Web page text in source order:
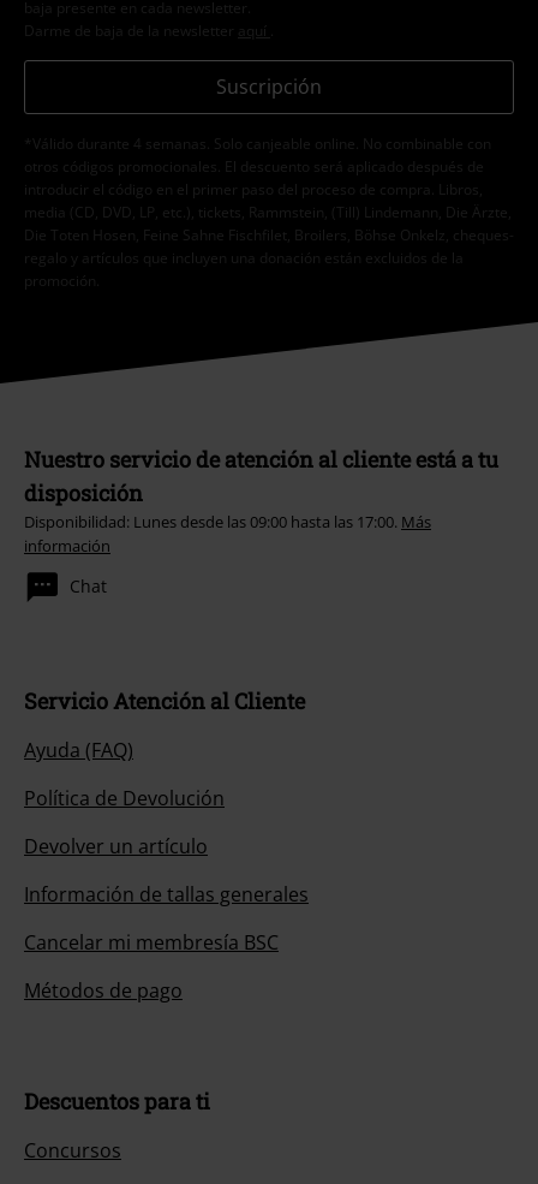
baja presente en cada newsletter.
Darme de baja de la newsletter
aquí
Suscripción
*Válido durante 4 semanas. Solo canjeable online. No combinable con
otros códigos promocionales. El descuento será aplicado después de
introducir el código en el primer paso del proceso de compra. Libros,
media (CD, DVD, LP, etc.), tickets, Rammstein, (Till) Lindemann, Die Ärzte,
Die Toten Hosen, Feine Sahne Fischfilet, Broilers, Böhse Onkelz, cheques-
regalo y artículos que incluyen una donación están excluidos de la
promoción.
Nuestro servicio de atención al cliente está a tu
disposición
Disponibilidad: Lunes desde las 09:00 hasta las 17:00. Más
información
Chat
Servicio Atención al Cliente
Ayuda (FAQ)
Política de Devolución
Devolver un artículo
Información de tallas generales
Cancelar mi membresía BSC
Métodos de pago
Descuentos para ti
Concursos